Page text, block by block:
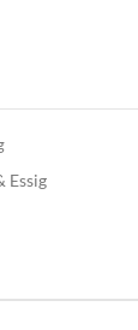
Essig